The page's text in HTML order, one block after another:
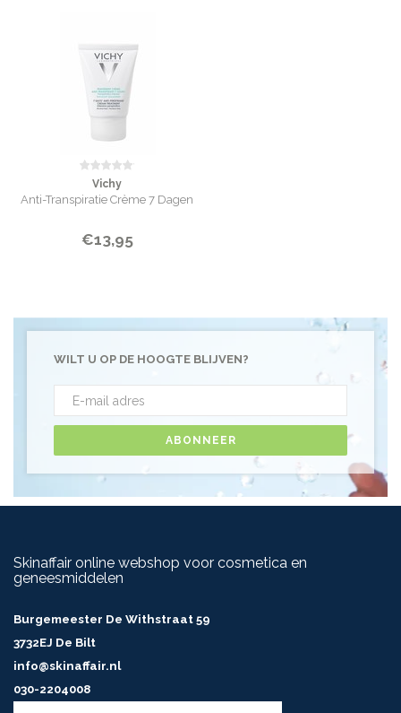
Vichy
Anti-Transpiratie Crème 7 Dagen
€13,95
WILT U OP DE HOOGTE BLIJVEN?
ABONNEER
Skinaffair online webshop voor cosmetica en
geneesmiddelen
Burgemeester De Withstraat 59
3732EJ De Bilt
info@skinaffair.nl
030-2204008